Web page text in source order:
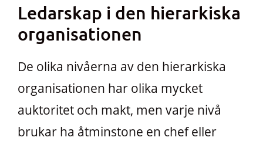
Ledarskap i den hierarkiska
organisationen
De olika nivåerna av den hierarkiska
organisationen har olika mycket
auktoritet och makt, men varje nivå
brukar ha åtminstone en chef eller